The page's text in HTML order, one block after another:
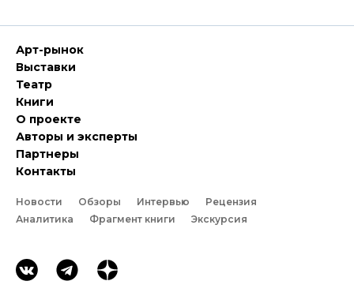
Арт-рынок
Выставки
Театр
Книги
О проекте
Авторы и эксперты
Партнеры
Контакты
Новости Обзоры Интервью
Рецензия
Аналитика
Фрагмент книги Экскурсия